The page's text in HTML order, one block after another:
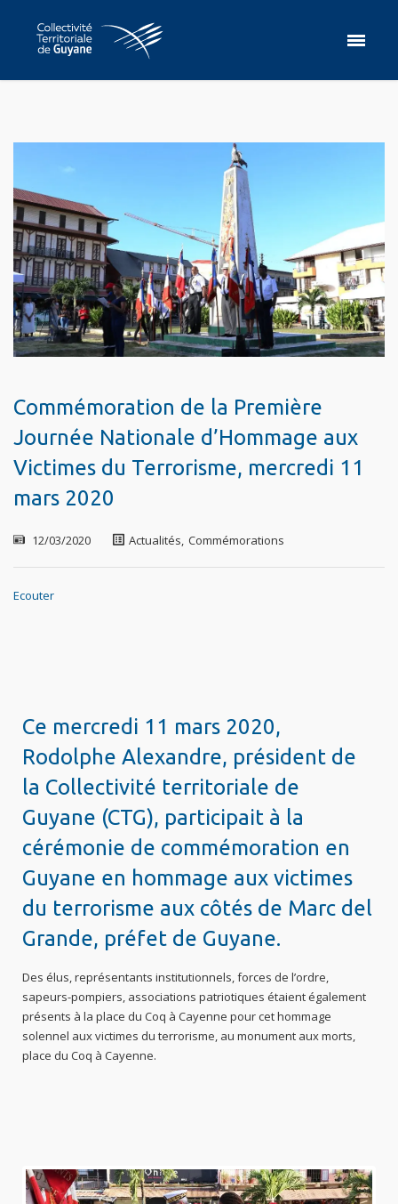
Commémoration de la Première
Journée Nationale d’Hommage aux
Victimes du Terrorisme, mercredi 11
mars 2020
12/03/2020 Actualités, Commémorations
Ecouter
Ce mercredi 11 mars 2020,
Rodolphe Alexandre, président de
la Collectivité territoriale de
Guyane (CTG), participait à la
cérémonie de commémoration en
Guyane en hommage aux victimes
du terrorisme aux côtés de Marc del
Grande, préfet de Guyane.
Des élus, représentants institutionnels, forces de l’ordre,
sapeurs-pompiers, associations patriotiques étaient également
présents à la place du Coq à Cayenne pour cet hommage
solennel aux victimes du terrorisme, au monument aux morts,
place du Coq à Cayenne.